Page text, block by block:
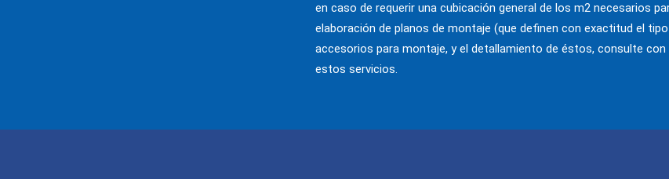
en caso de requerir una cubicación general de los m2 necesarios
elaboración de planos de montaje (que definen con exactitud el
accesorios para montaje, y el detallamiento de éstos, consulte
estos servicios.